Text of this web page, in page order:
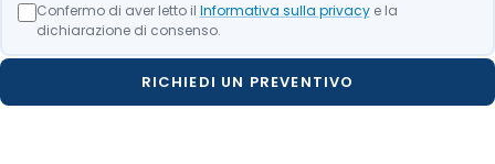
Confermo di aver letto il Informativa sulla privacye la
dichiarazione di consenso.
RICHIEDI UN PREVENTIVO